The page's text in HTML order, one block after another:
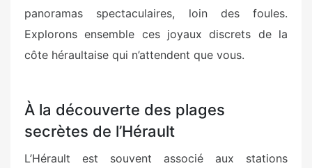
panoramas spectaculaires, loin des foules.
Explorons ensemble ces joyaux discrets de la
côte héraultaise qui n’attendent que vous.
À la découverte des plages
secrètes de l’Hérault
L’Hérault est souvent associé aux stations